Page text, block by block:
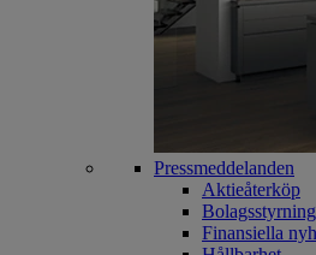
Pressmeddelanden
Aktieåterköp
Finansiella